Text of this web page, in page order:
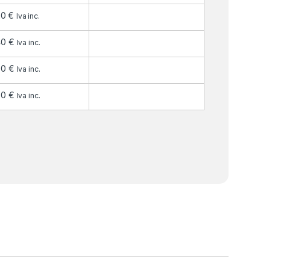
€ Iva inc.
€ Iva inc.
€ Iva inc.
€ Iva inc.